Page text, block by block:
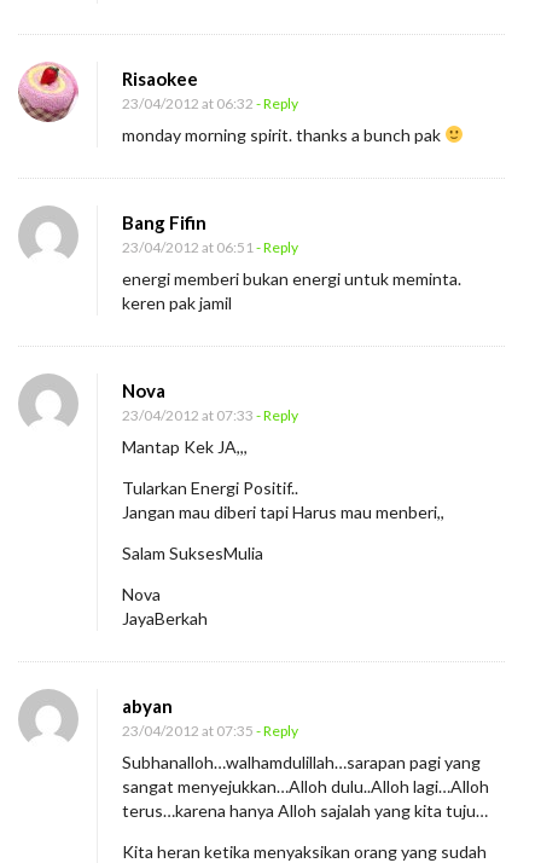
i
Risaokee
23/04/2012 at 06:32 - Reply
monday morning spirit. thanks a bunch pak
Bang Fifin
23/04/2012 at 06:51 - Reply
energi memberi bukan energi untuk meminta.
keren pak jamil
Nova
23/04/2012 at 07:33 - Reply
Mantap Kek JA,,,
Tularkan Energi Positif..
Jangan mau diberi tapi Harus mau menberi,,
Salam SuksesMulia
Nova
JayaBerkah
abyan
23/04/2012 at 07:35 - Reply
Subhanalloh…walhamdulillah…sarapan pagi yang
sangat menyejukkan…Alloh dulu..Alloh lagi…Alloh
terus…karena hanya Alloh sajalah yang kita tuju…
Kita heran ketika menyaksikan orang yang sudah